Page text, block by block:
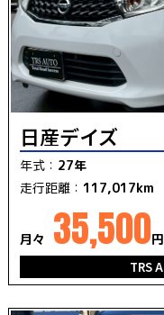
日産デイズ
年式： 27年
走行距離： 117,017km
月々 35,500円
TRS